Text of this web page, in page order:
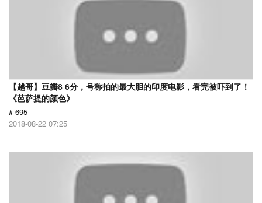
【越哥】豆瓣8 6分，号称拍的最大胆的印度电影，看完被吓到了！
《芭萨提的颜色》
# 695
2018-08-22 07:25